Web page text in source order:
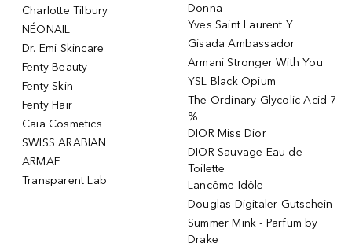
Charlotte Tilbury
NÉONAIL
Dr. Emi Skincare
Fenty Beauty
Fenty Skin
Fenty Hair
Caia Cosmetics
SWISS ARABIAN
ARMAF
Transparent Lab
Donna
Yves Saint Laurent Y
Gisada Ambassador
Armani Stronger With You
YSL Black Opium
The Ordinary Glycolic Acid 7
%
DIOR Miss Dior
DIOR Sauvage Eau de
Toilette
Lancôme Idôle
Douglas Digitaler Gutschein
Summer Mink - Parfum by
Drake